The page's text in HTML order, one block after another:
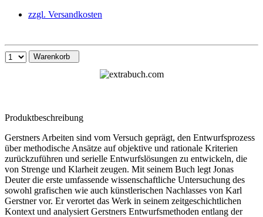
zzgl. Versandkosten
Warenkorb
Produktbeschreibung
Gerstners Arbeiten sind vom Versuch geprägt, den Entwurfsprozess
über methodische Ansätze auf objektive und rationale Kriterien
zurückzuführen und serielle Entwurfslösungen zu entwickeln, die
von Strenge und Klarheit zeugen. Mit seinem Buch legt Jonas
Deuter die erste umfassende wissenschaftliche Untersuchung des
sowohl grafischen wie auch künstlerischen Nachlasses von Karl
Gerstner vor. Er verortet das Werk in seinem zeitgeschichtlichen
Kontext und analysiert Gerstners Entwurfsmethoden entlang der